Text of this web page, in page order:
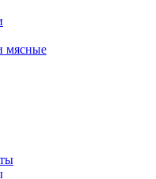
мясные